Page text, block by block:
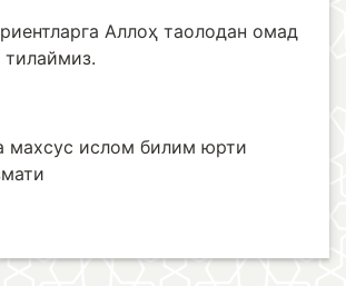
Аллоҳ таолодан омад
тилаймиз.
махсус ислом билим юрти